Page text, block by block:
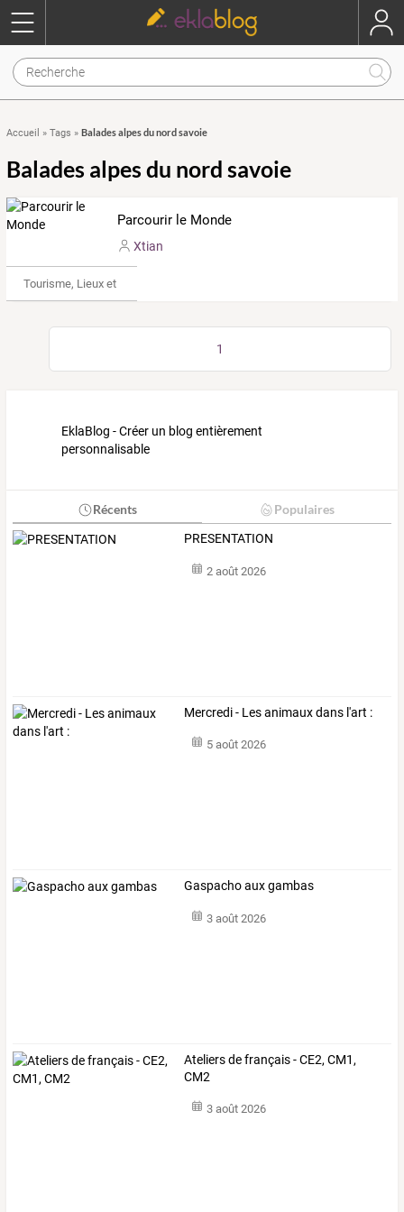
Accueil » Tags » Balades alpes du nord savoie
Balades alpes du nord savoie
Parcourir le Monde
Xtian
Tourisme, Lieux et Événements
1
EklaBlog - Créer un blog entièrement
personnalisable
Récents Populaires
PRESENTATION
2 août 2026
Mercredi - Les animaux dans l'art :
5 août 2026
Gaspacho aux gambas
3 août 2026
Ateliers de français - CE2, CM1,
CM2
3 août 2026